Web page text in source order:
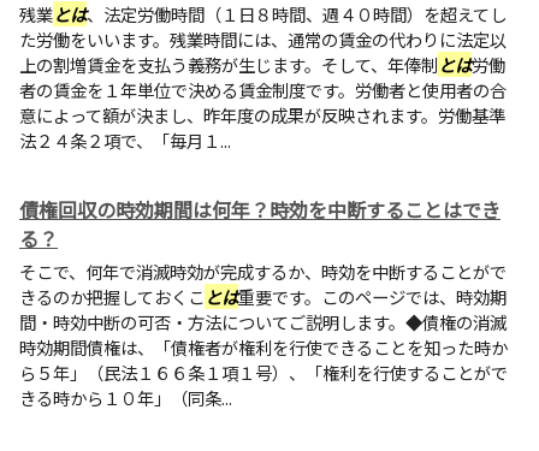
残業とは、法定労働時間（１日８時間、週４０時間）を超えてし
た労働をいいます。残業時間には、通常の賃金の代わりに法定以
上の割増賃金を支払う義務が生じます。そして、年俸制とは労働
者の賃金を１年単位で決める賃金制度です。労働者と使用者の合
意によって額が決まし、昨年度の成果が反映されます。労働基準
法２４条２項で、「毎月１...
債権回収の時効期間は何年？時効を中断することはでき
る？
そこで、何年で消滅時効が完成するか、時効を中断することがで
きるのか把握しておくことは重要です。このページでは、時効期
間・時効中断の可否・方法についてご説明します。◆債権の消滅
時効期間債権は、「債権者が権利を行使できることを知った時か
ら５年」（民法１６６条１項１号）、「権利を行使することがで
きる時から１０年」（同条...